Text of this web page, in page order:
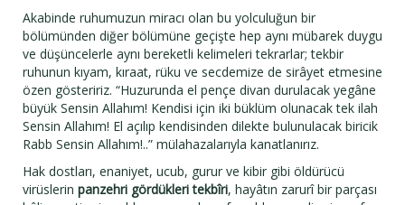
Akabinde ruhumuzun miracı olan bu yolculuğun bir
bölümünden diğer bölümüne geçişte hep aynı mübarek duygu
ve düşüncelerle aynı bereketli kelimeleri tekrarlar; tekbir
ruhunun kıyam, kıraat, rüku ve secdemize de sirâyet etmesine
özen gösteririz. “Huzurunda el pençe divan durulacak yegâne
büyük Sensin Allahım! Kendisi için iki büklüm olunacak tek ilah
Sensin Allahım! El açılıp kendisinden dilekte bulunulacak biricik
Rabb Sensin Allahım!..” mülahazalarıyla kanatlanırız.
Hak dostları, enaniyet, ucub, gurur ve kibir gibi öldürücü
virüslerin panzehri gördükleri tekbîri, hayâtın zarurî bir parçası